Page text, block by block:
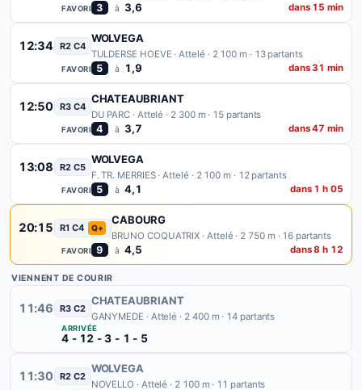
FAVORI 3 à 3,6 dans 15 min
12:34 R2 C4
WOLVEGA
TULDERSE HOEVE ·Attelé · 2 100 m · 13 partants
FAVORI 5 à 1,9 dans 31 min
12:50 R3 C4
CHATEAUBRIANT
DU PARC · Attelé · 2 300 m · 15 partants
FAVORI 4 à 3,7 dans 47 min
13:08 R2 C5
WOLVEGA
F. TR. MERRIES ·Attelé · 2 100 m · 12 partants
FAVORI 5 à 4,1 dans 1 h 05
20:15 R1 C4 Q+
CABOURG
BRUNO COQUATRIX ·Attelé · 2 750 m · 16 partants
FAVORI 9 à 4,5 dans 8 h 12
VIENNENT DE COURIR
11:46 R3 C2
CHATEAUBRIANT
GANYMEDE · Attelé · 2 400 m · 14 partants
ARRIVÉE
4 - 12 - 3 - 1 - 5
11:30 R2 C2
WOLVEGA
NOVELLO · Attelé · 2 100 m · 11 partants